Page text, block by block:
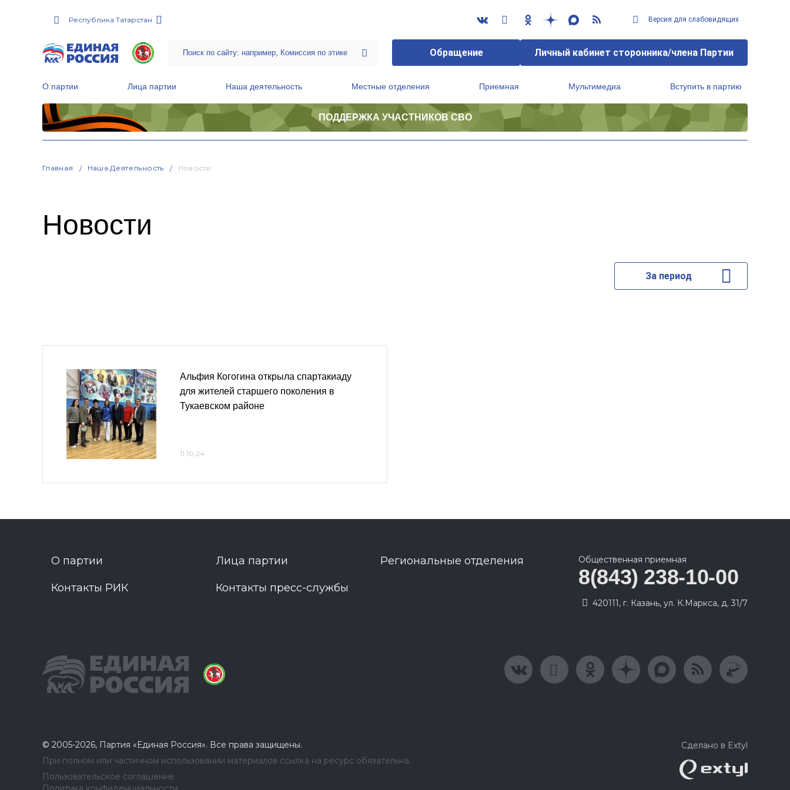
Республика Татарстан Версия для слабовидящих
Обращение Личный кабинет сторонника/члена Партии
О партии Лица партии Наша деятельность Местные отделения Приемная Мультимедиа Вступить в партию
ПОДДЕРЖКА УЧАСТНИКОВ СВО
Главная Наша Деятельность Новости
Новости
За период
Альфия Когогина открыла спартакиаду
для жителей старшего поколения в
Тукаевском районе
11.10.24
О партии Лица партии Региональные отделения
Контакты РИК Контакты пресс-службы
Общественная приемная
8(843) 238-10-00
420111, г. Казань, ул. К.Маркса, д. 31/7
© 2005-2026, Партия «Единая Россия». Все права защищены.
При полном или частичном использовании материалов ссылка на ресурс обязательна.
Пользовательское соглашение
Сделано в Extyl